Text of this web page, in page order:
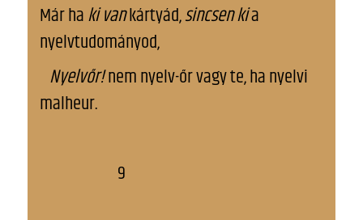
Már haki vankártyád,sincsenkia
nyelvtudományod,
Nyelvőr!nem nyelv-őr vagy te, ha nyelvi
malheur.
9